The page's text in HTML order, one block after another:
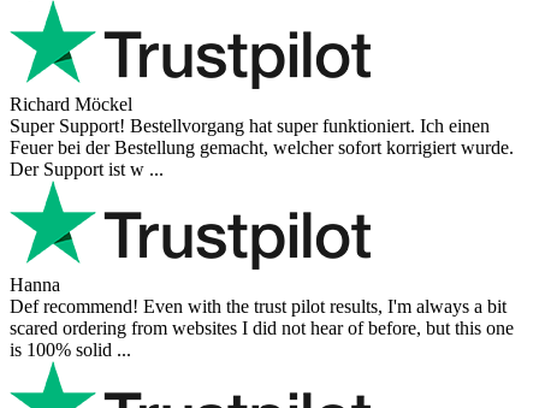
Richard Möckel
Super Support! Bestellvorgang hat super funktioniert. Ich einen
Feuer bei der Bestellung gemacht, welcher sofort korrigiert wurde.
Der Support ist w ...
Hanna
Def recommend! Even with the trust pilot results, I'm always a bit
scared ordering from websites I did not hear of before, but this one
is 100% solid ...